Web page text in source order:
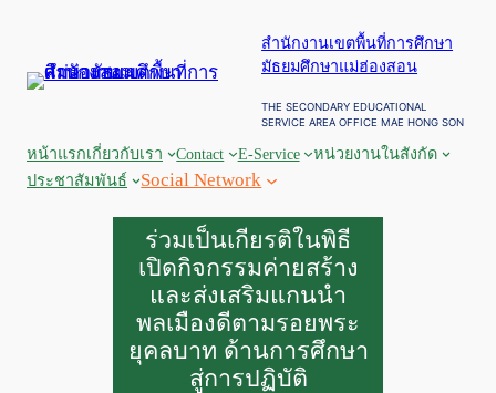
สำนักงานเขตพื้นที่การศึกษา
มัธยมศึกษาแม่ฮ่องสอน
THE SECONDARY EDUCATIONAL
SERVICE AREA OFFICE MAE HONG SON
หน้าแรกเกี่ยวกับเรา Contact E-Service
หน่วยงานในสังกัด
ประชาสัมพันธ์
Social Network
ร่วมเป็นเกียรติในพิธี
เปิดกิจกรรมค่ายสร้าง
และส่งเสริมแกนนำ
พลเมืองดีตามรอยพระ
ยุคลบาท ด้านการศึกษา
สู่การปฏิบัติ